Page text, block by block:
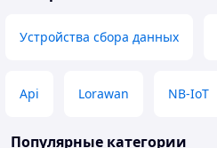
Устройства сбора данных
Api Lorawan NB-IoT
Популярные категории